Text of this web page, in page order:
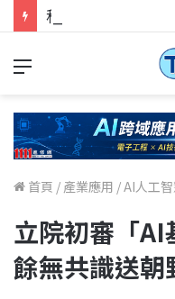
科技人找工作，
首頁 / 產業應用 /AI人工
立院初審「AI
餘無共識送朝